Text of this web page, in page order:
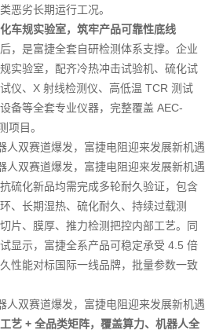
恶劣长期运行工况。
车规实验室，筑牢产品可靠性底线
，是富捷全套自研检测体系支撑。企业
实验室，配齐冷热冲击试验机、硫化试
仪、X 射线检测仪、高低温 TCR 测试
备等全套专业仪器，完整覆盖 AEC-
项目。
硫化新品均需完成多轮耐久验证，包含
环、长期湿热、硫化耐久、持续过载测
片、膜厚、推力检测把控内部工艺。同
显示，富捷全系产品可稳定承受 4.5 倍
性能对标国际一线品牌，批量参数一致
艺 + 全品类矩阵，覆盖算力、机器人全